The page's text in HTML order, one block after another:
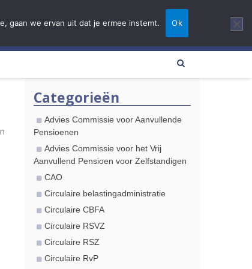
Categorieën
Advies Commissie voor Aanvullende
Pensioenen
Advies Commissie voor het Vrij
Aanvullend Pensioen voor Zelfstandigen
CAO
Circulaire belastingadministratie
Circulaire CBFA
Circulaire RSVZ
Circulaire RSZ
Circulaire RvP
gaan we ervan uit dat je ermee instemt. Ok